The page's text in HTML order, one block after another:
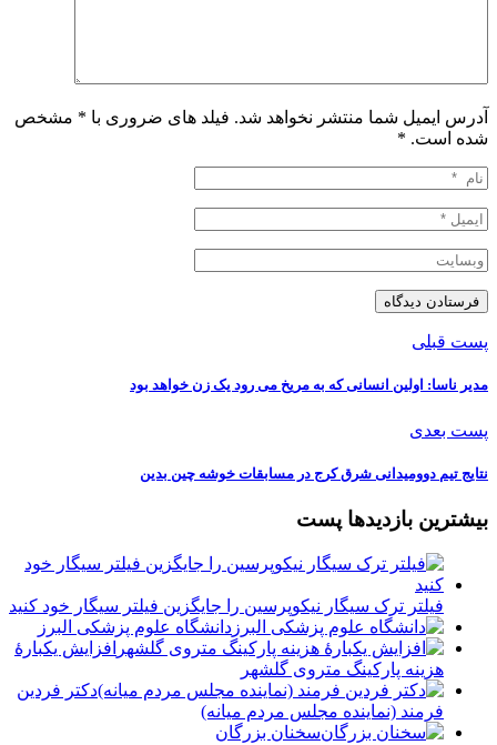
آدرس ایمیل شما منتشر نخواهد شد. فیلد های ضروری با * مشخص
شده است. *
پست قبلی
مدیر ناسا: اولین انسانی که به مریخ می رود یک زن خواهد بود
پست بعدی
نتایج تیم دوومیدانی شرق کرج در مسابقات خوشه چین بدین
بیشترین بازدیدها پست
فیلتر ترک سیگار نیکوپرسین را جایگزین فیلتر سیگار خود کنید
دانشگاه علوم پزشکی البرز
افزایش یکبارۀ
هزینه پارکینگ متروی گلشهر
دكتر فردين
فرمند (نماينده مجلس مردم میانه)
سخنان بزرگان